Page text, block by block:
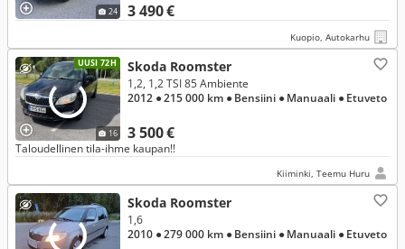
24 3 490 €
Kuopio, Autokarhu
UUSI 72H
16
Skoda Roomster
3 500 €
1,2, 1,2 TSI 85 Ambiente
2012 ● 215 000 km ● Bensiini ● Manuaali ● Etuveto
Taloudellinen tila-ihme kaupan!!
Kiiminki, Teemu Huru
Skoda Roomster
1,6
2010 ● 279 000 km ● Bensiini ● Manuaali ● Etuveto